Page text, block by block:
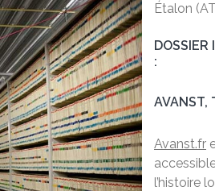
Étalon
DOSSIER
:
AVANST,
Avanst.fr
l’histoire